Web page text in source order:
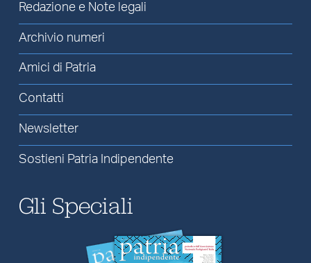
Redazione e Note legali
Archivio numeri
Amici di Patria
Contatti
Newsletter
Sostieni Patria Indipendente
Gli Speciali